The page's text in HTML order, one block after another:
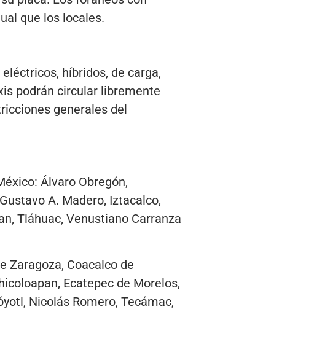
que los locales.
híbridos, de carga,
podrán circular libremente
generales del
Álvaro Obregón,
A. Madero, Iztacalco,
Tláhuac, Venustiano Carranza
Zaragoza, Coacalco de
Ecatepec de Morelos,
Nicolás Romero, Tecámac,